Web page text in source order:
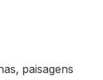
paisagens